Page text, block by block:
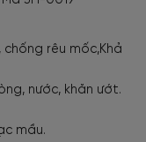
rêu mốc,Khả
nước, khăn ướt.
mầu.